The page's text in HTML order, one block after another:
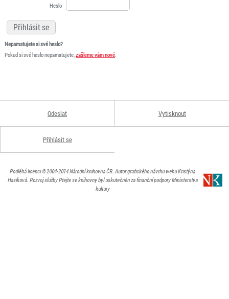
Heslo
Nepamatujete si své heslo?
Pokud si své heslo nepamatujete,zašleme vám nové.
Odeslat Vytisknout
Přihlásit se
Podléhá licenci© 2004-2014Národní knihovna ČR. Autor grafického návrhu webu Kristýna
Hasíková. Rozvoj služby Ptejte se knihovny byl uskutečněn za finanční podpory Ministerstva
kultury